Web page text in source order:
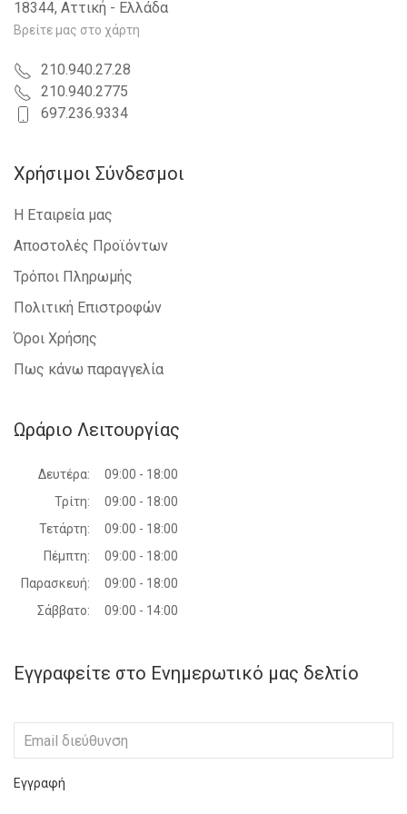
NISSAN - INTERSTAR - 2002-2009
18344, Αττική - Ελλάδα
Βρείτε μας στο χάρτη
210.940.27.28
210.940.2775
697.236.9334
Χρήσιμοι Σύνδεσμοι
Η Εταιρεία μας
Αποστολές Προϊόντων
Τρόποι Πληρωμής
Πολιτική Επιστροφών
Όροι Χρήσης
Πως κάνω παραγγελία
Ωράριο Λειτουργίας
Δευτέρα:
09:00 - 18:00
Τρίτη:
09:00 - 18:00
Τετάρτη:
09:00 - 18:00
Πέμπτη:
09:00 - 18:00
Παρασκευή:
09:00 - 18:00
Σάββατο:
09:00 - 14:00
Εγγραφείτε στο Ενημερωτικό μας δελτίο
Εγγραφή